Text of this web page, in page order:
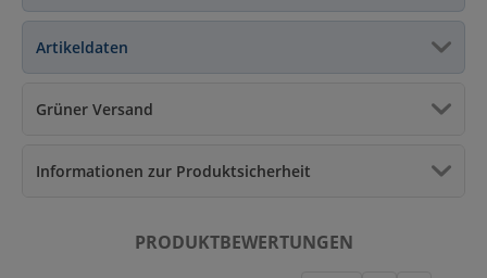
Artikeldaten
Grüner Versand
Informationen zur Produktsicherheit
PRODUKTBEWERTUNGEN